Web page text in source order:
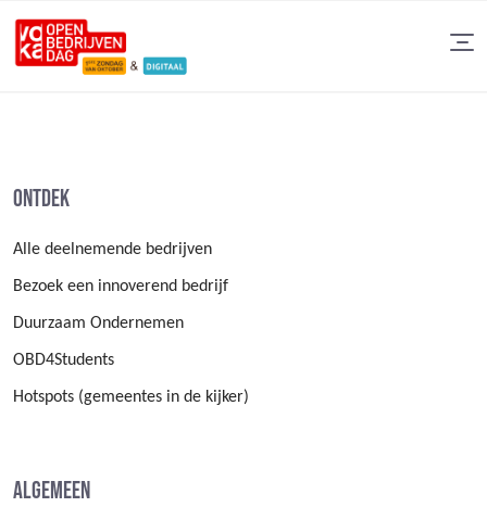
Ontdek
Alle deelnemende bedrijven
Bezoek een innoverend bedrijf
Duurzaam Ondernemen
OBD4Students
Hotspots (gemeentes in de kijker)
Algemeen